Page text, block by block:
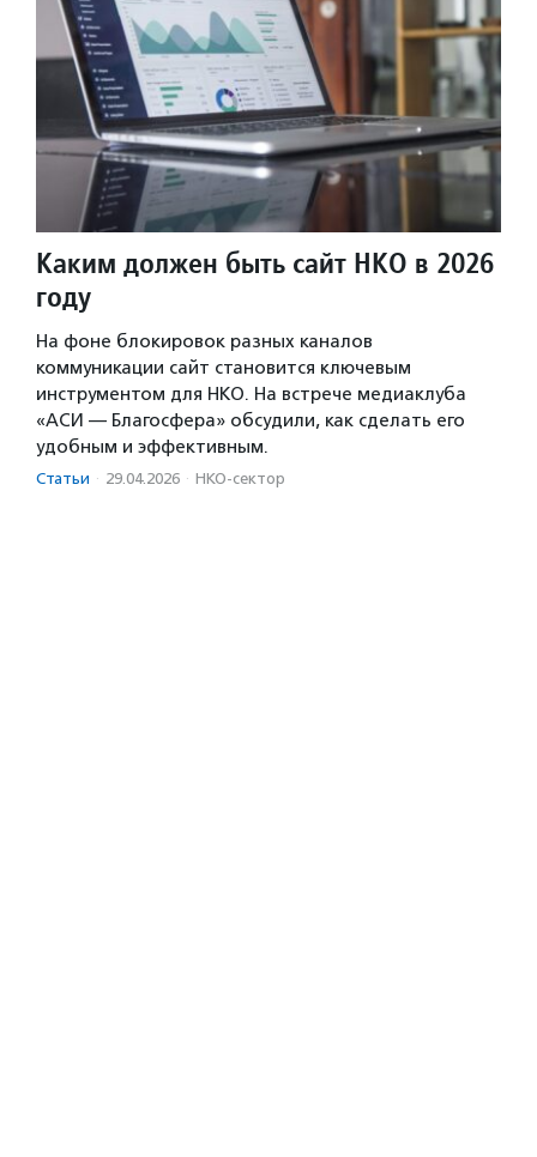
Каким должен быть сайт НКО в 2026
году
На фоне блокировок разных каналов
коммуникации сайт становится ключевым
инструментом для НКО. На встрече медиаклуба
«АСИ — Благосфера» обсудили, как сделать его
удобным и эффективным.
Статьи · 29.04.2026 · НКО-сектор